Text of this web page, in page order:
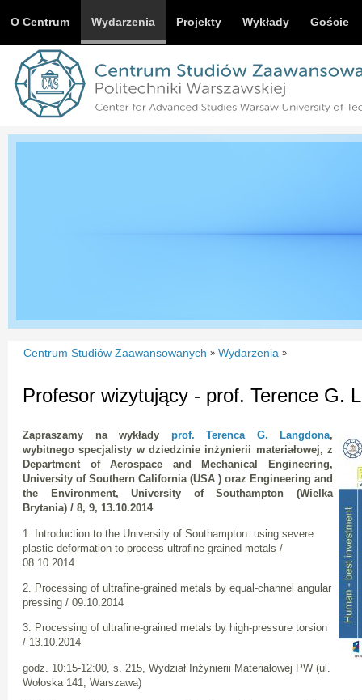
O Centrum Wydarzenia Projekty Wykłady Goście
Centrum Studiów Zaawansowanych » Wydarzenia »
Profesor wizytujący - prof. Terence G.
Zapraszamy na wykłady prof. Terenca G. Langdona,
wybitnego specjalisty w dziedzinie inżynierii materiałowej, z
Department of Aerospace and Mechanical Engineering,
University of Southern California (USA ) oraz Engineering and
the Environment, University of Southampton (Wielka
Brytania) / 8, 9, 13.10.2014
1. Introduction to the University of Southampton: using severe
plastic deformation to process ultrafine-grained metals /
08.10.2014
2. Processing of ultrafine-grained metals by equal-channel angular
pressing / 09.10.2014
3. Processing of ultrafine-grained metals by high-pressure torsion
/ 13.10.2014
godz. 10:15-12:00, s. 215, Wydział Inżynierii Materiałowej PW (ul.
Wołoska 141, Warszawa)